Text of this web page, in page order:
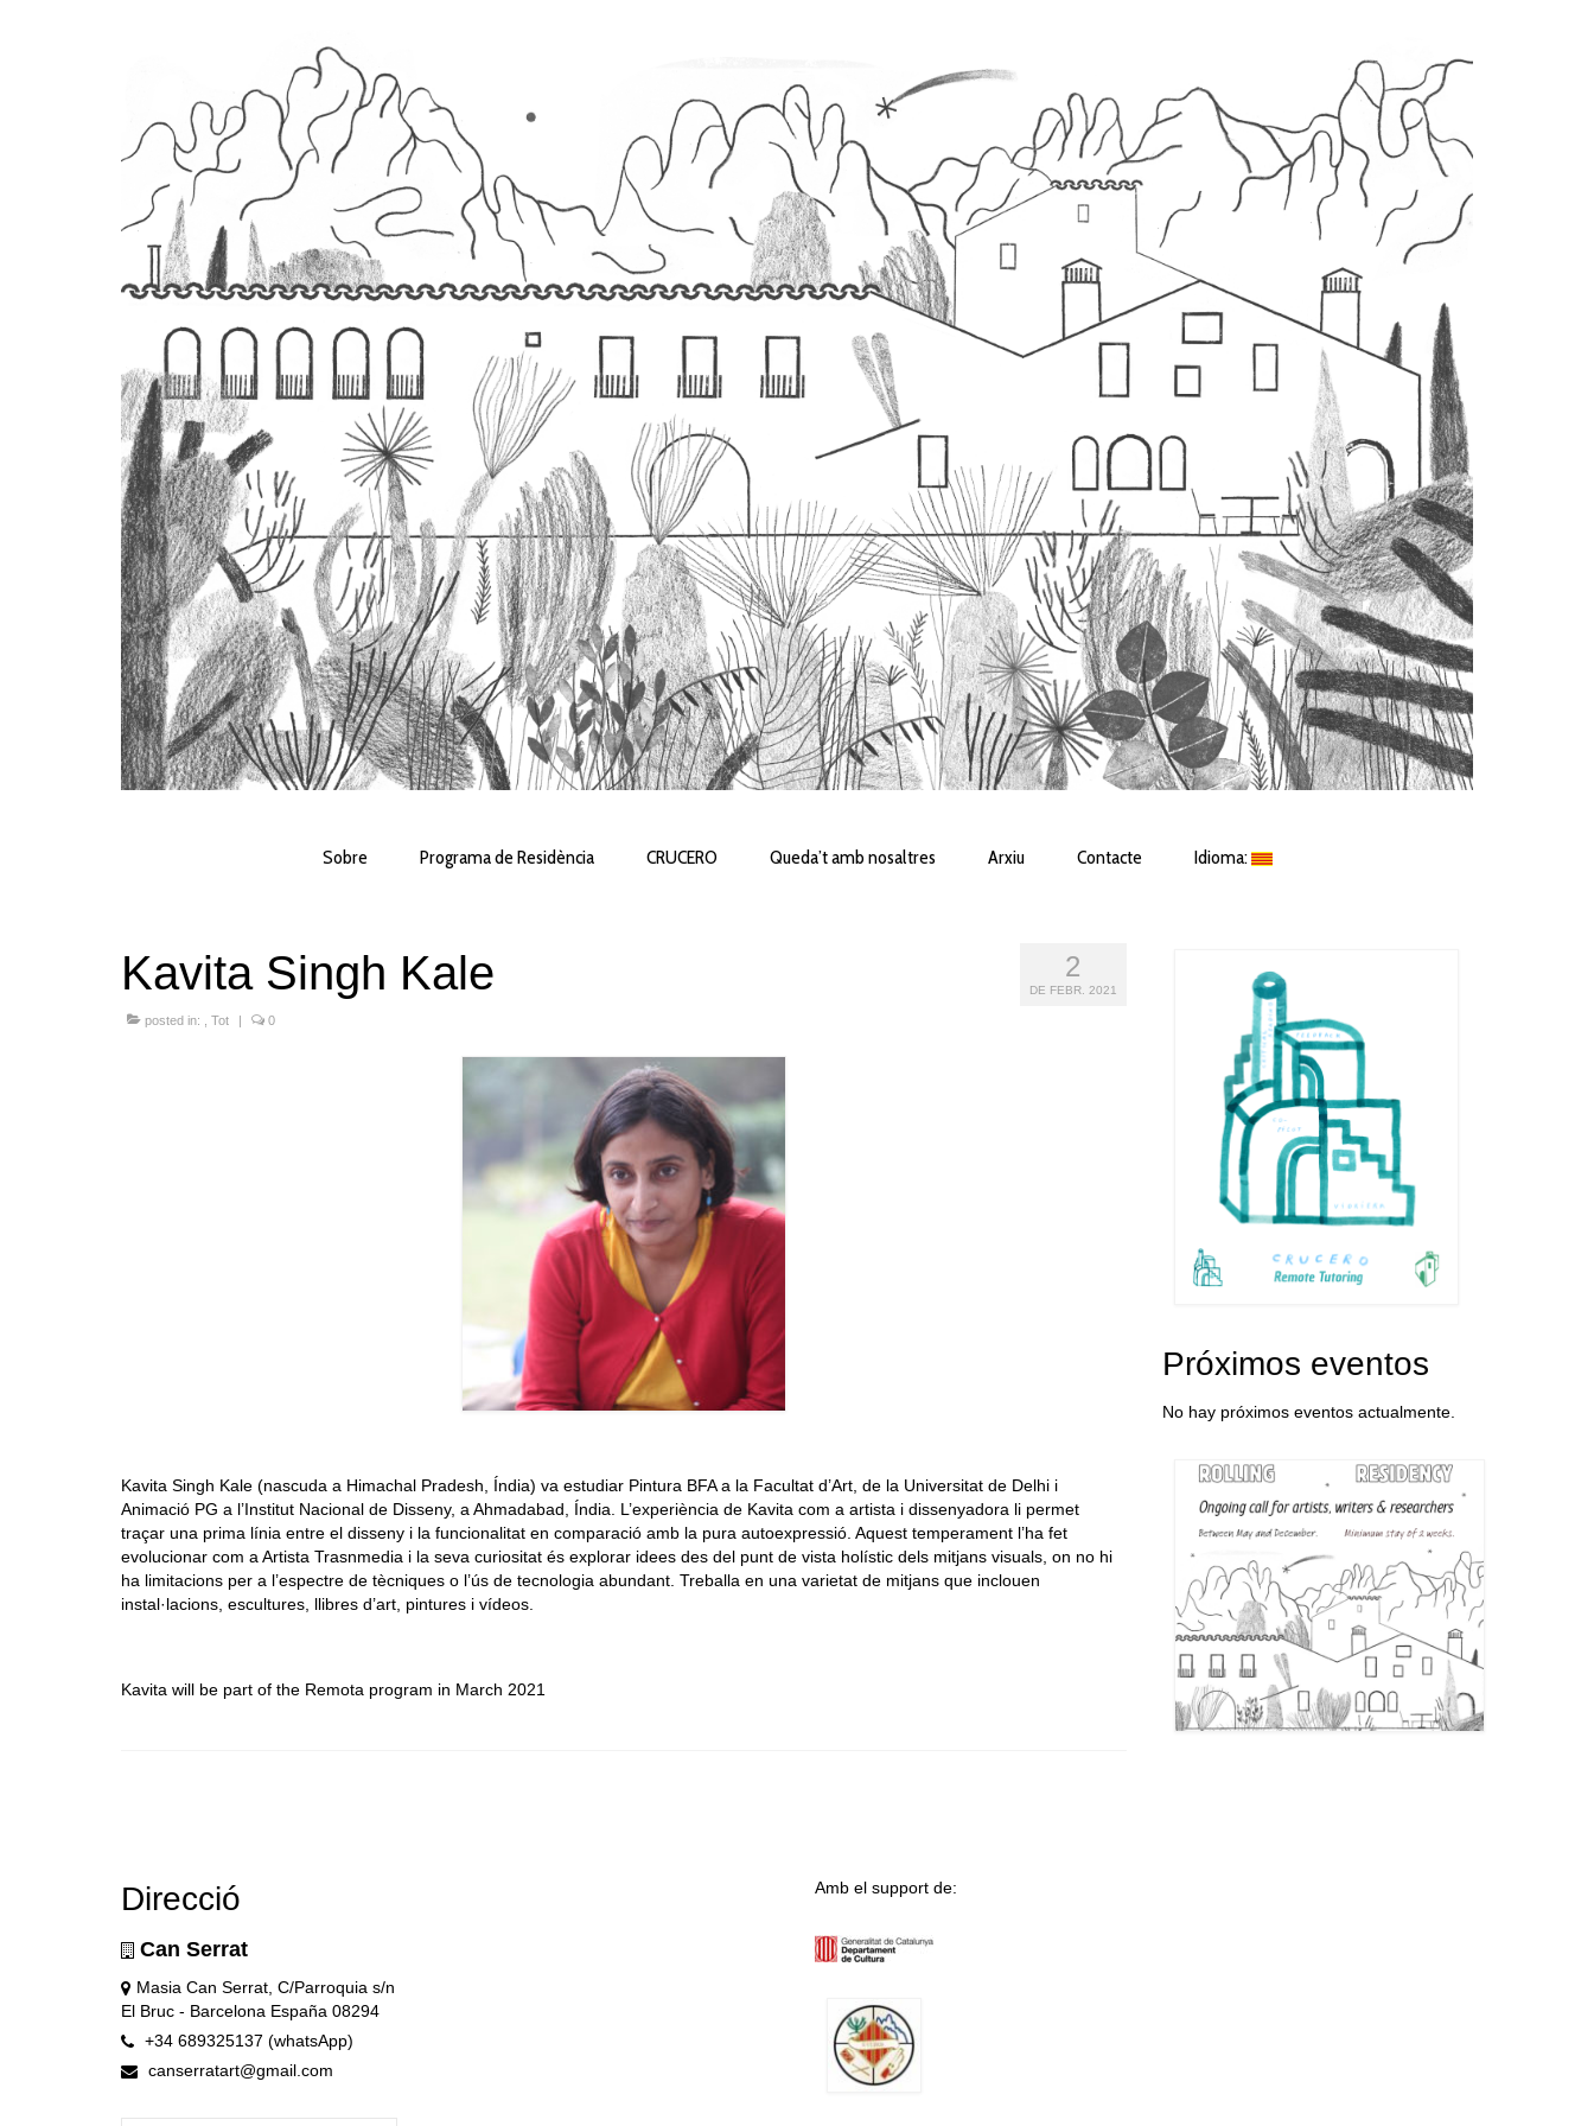
Sobre Programa de Residència CRUCERO Queda’t amb nosaltres Arxiu Contacte Idioma:
2
DE FEBR. 2021
Kavita Singh Kale
posted in: Tot 0
Kavita Singh Kale (nascuda a Himachal Pradesh, Índia) va estudiar Pintura BFA a la Facultat d’Art, de la Universitat de Delhi i
Animació PG a l’Institut Nacional de Disseny, a Ahmadabad, Índia. L’experiència de Kavita com a artista i dissenyadora li permet
traçar una prima línia entre el disseny i la funcionalitat en comparació amb la pura autoexpressió. Aquest temperament l’ha fet
evolucionar com a Artista Trasnmedia i la seva curiositat és explorar idees des del punt de vista holístic dels mitjans visuals, on no hi
ha limitacions per a l’espectre de tècniques o l’ús de tecnologia abundant. Treballa en una varietat de mitjans que inclouen
instal·lacions, escultures, llibres d’art, pintures i vídeos.
Kavita will be part of the Remota program in March 2021
Próximos eventos
No hay próximos eventos actualmente.
Direcció
Can Serrat
Masia Can Serrat, C/Parroquia s/n
El Bruc - Barcelona España 08294
+34 689325137 (whatsApp)
canserratart@gmail.com
Amb el support de: